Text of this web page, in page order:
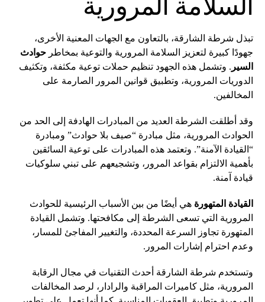
السلامة المرورية
تبذل شرطة الشارقة، بالتعاون مع الجهات المعنية الأخرى،
جهودًا كبيرة لتعزيز السلامة المرورية والتوعية بمخاطر حوادث
السير . وتشمل هذه الجهود تنظيم حملات توعية مكثفة، وتكثيف
الدوريات المرورية، وتطبيق قوانين المرور الصارمة على
المخالفين.
وقد أطلقت الشرطة العديد من المبادرات الهادفة إلى الحد من
الحوادث المرورية، مثل مبادرة “صيف بلا حوادث” ومبادرة
“القيادة الآمنة”. وتعتمد هذه المبادرات على توعية السائقين
بأهمية الالتزام بقواعد المرور، وتشجيعهم على تبني سلوكيات
قيادة آمنة.
القيادة المتهورة هي أيضًا من بين الأسباب الرئيسية للحوادث
المرورية التي تسعى الشرطة إلى مكافحتها. وتشمل القيادة
المتهورة تجاوز السرعة المحددة، والتغيير المفاجئ للمسار،
وعدم احترام إشارات المرور.
وتستخدم شرطة الشارقة أحدث التقنيات في مجال الرقابة
المرورية، مثل كاميرات المراقبة والرادار، لرصد المخالفات